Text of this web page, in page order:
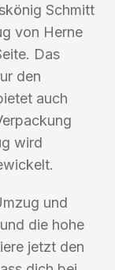
Schmitt
von Herne
Das
den
auch
wird
und
die hohe
jetzt den